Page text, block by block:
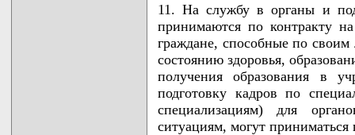
11. На службу в органы и
принимаются по контракту
граждане, способные по
состоянию здоровья,
получения образования в
подготовку кадров по
специализациям) для
ситуациям, могут